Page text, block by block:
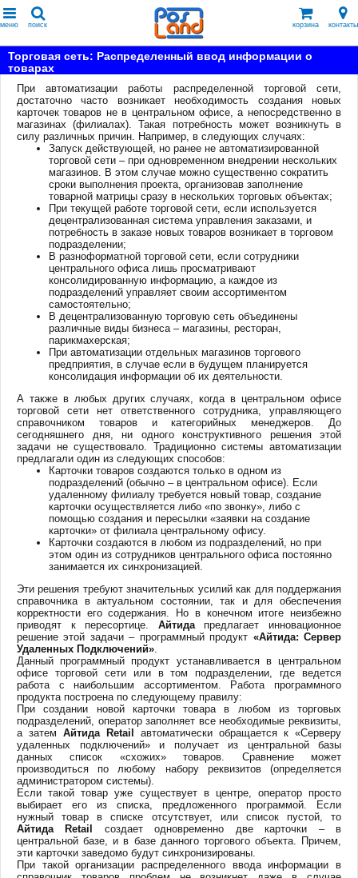
меню поиск корзина контакты
Торговая сеть: Распределенный ввод информации о
товарах
При автоматизации работы распределенной торговой сети,
достаточно часто возникает необходимость создания новых
карточек товаров не в центральном офисе, а непосредственно в
магазинах (филиалах). Такая потребность может возникнуть в
силу различных причин. Например, в следующих случаях:
Запуск действующей, но ранее не автоматизированной
торговой сети – при одновременном внедрении нескольких
магазинов. В этом случае можно существенно сократить
сроки выполнения проекта, организовав заполнение
товарной матрицы сразу в нескольких торговых объектах;
При текущей работе торговой сети, если используется
децентрализованная система управления заказами, и
потребность в заказе новых товаров возникает в торговом
подразделении;
В разноформатной торговой сети, если сотрудники
центрального офиса лишь просматривают
консолидированную информацию, а каждое из
подразделений управляет своим ассортиментом
самостоятельно;
В децентрализованную торговую сеть объединены
различные виды бизнеса – магазины, ресторан,
парикмахерская;
При автоматизации отдельных магазинов торгового
предприятия, в случае если в будущем планируется
консолидация информации об их деятельности.
А также в любых других случаях, когда в центральном офисе
торговой сети нет ответственного сотрудника, управляющего
справочником товаров и категорийных менеджеров. До
сегодняшнего дня, ни одного конструктивного решения этой
задачи не существовало. Традиционно системы автоматизации
предлагали один из следующих способов:
Карточки товаров создаются только в одном из
подразделений (обычно – в центральном офисе). Если
удаленному филиалу требуется новый товар, создание
карточки осуществляется либо «по звонку», либо с
помощью создания и пересылки «заявки на создание
карточки» от филиала центральному офису.
Карточки создаются в любом из подразделений, но при
этом один из сотрудников центрального офиса постоянно
занимается их синхронизацией.
Эти решения требуют значительных усилий как для поддержания
справочника в актуальном состоянии, так и для обеспечения
корректности его содержания. Но в конечном итоге неизбежно
приводят к пересортице. Айтидапредлагает инновационное
решение этой задачи – программный продукт «Айтида: Сервер
Удаленных Подключений».
Данный программный продукт устанавливается в центральном
офисе торговой сети или в том подразделении, где ведется
работа с наибольшим ассортиментом. Работа программного
продукта построена по следующему правилу:
При создании новой карточки товара в любом из торговых
подразделений, оператор заполняет все необходимые реквизиты,
а затем Айтида Retail автоматически обращается к «Серверу
удаленных подключений» и получает из центральной базы
данных список «схожих» товаров. Сравнение может
производиться по любому набору реквизитов (определяется
администратором системы).
Если такой товар уже существует в центре, оператор просто
выбирает его из списка, предложенного программой. Если
нужный товар в списке отсутствует, или список пустой, то
Айтида Retail
создает одновременно две карточки – в
центральной базе, и в базе данного торгового объекта. Причем,
эти карточки заведомо будут синхронизированы.
При такой организации распределенного ввода информации в